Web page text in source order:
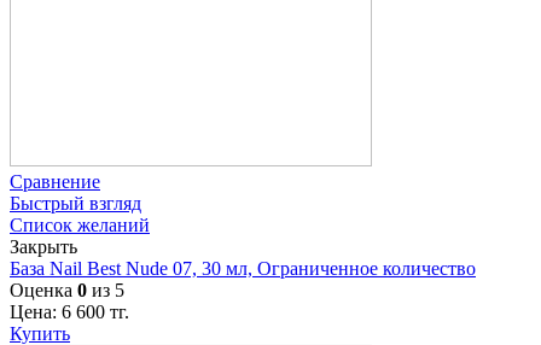
Сравнение
Быстрый взгляд
Список желаний
Закрыть
База Nail Best Nude 07, 30 мл, Ограниченное количество
Оценка 0 из 5
Цена: 6 600 тг.
Купить